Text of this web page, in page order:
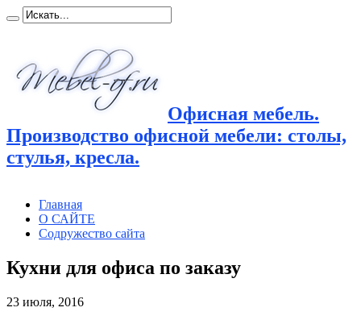
Офисная мебель.
Производство офисной мебели: столы,
стулья, кресла.
Главная
О САЙТЕ
Содружество сайта
Кухни для офиса по заказу
23 июля, 2016